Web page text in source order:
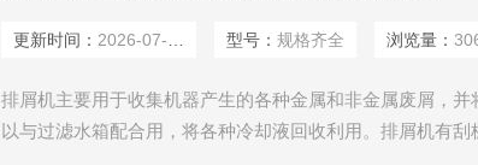
更新时间： 2026-07-14 型号：规格齐全 浏览量：
排屑机主要用于收集机器产生的各种金属和非金属废屑，
以与过滤水箱配合用，将各种冷却液回收利用。排屑机有